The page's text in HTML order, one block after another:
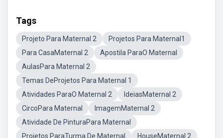
Tags
Projeto Para Maternal 2
Projetos Para Maternal1
Para CasaMaternal 2
Apostila ParaO Maternal
AulasPara Maternal 2
Temas DeProjetos Para Maternal 1
Atividades ParaO Maternal 2
IdeiasMaternal 2
CircoPara Maternal
ImagemMaternal 2
Atividade De PinturaPara Maternal
Projetos ParaTurma De Maternal
HouseMaternal 2